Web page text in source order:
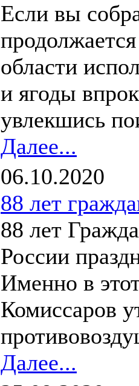
Если вы
области
и ягоды
увлекшись
Далее...
06.10.2020
88 лет
88 лет
России
Именно в
Комиссаров
Далее...